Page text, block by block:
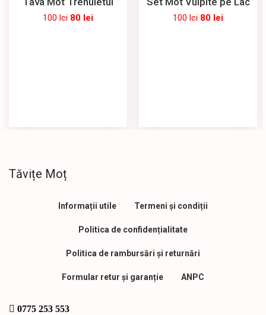
100lei 80 lei 100lei 80 lei
Tăvițe Moț
Informații utile Termeni și condiții
Politica de confidențialitate
Politica de rambursări și returnări
Formular retur și garanție ANPC
0775 253 553